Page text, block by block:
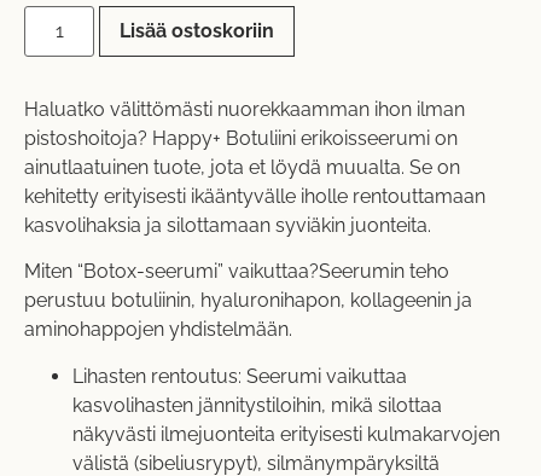
Lisää ostoskoriin
Haluatko välittömästi nuorekkaamman ihon ilman
pistoshoitoja? Happy+ Botuliini erikoisseerumi on
ainutlaatuinen tuote, jota et löydä muualta. Se on
kehitetty erityisesti ikääntyvälle iholle rentouttamaan
kasvolihaksia ja silottamaan syviäkin juonteita.
Miten “Botox-seerumi” vaikuttaa?Seerumin teho
perustuu botuliinin, hyaluronihapon, kollageenin ja
aminohappojen yhdistelmään.
Lihasten rentoutus: Seerumi vaikuttaa
kasvolihasten jännitystiloihin, mikä silottaa
näkyvästi ilmejuonteita erityisesti kulmakarvojen
välistä (sibeliusrypyt), silmänympäryksiltä